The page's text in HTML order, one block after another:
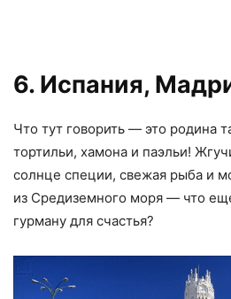
6. Испания,
Что тут говорить — это родина
тортильи, хамона и паэльи!
солнце специи, свежая рыба и
из Средиземного моря — что
гурману для счастья?